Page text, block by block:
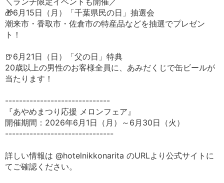
🎁6月15日（月）「千葉県民の日」抽選会
潮来市・香取市・佐倉市の特産品などを抽選でプレゼン
ト！
🍺6月21日（日）「父の日」特典
20歳以上の男性のお客様全員に、あみだくじで缶ビールが
当たります！
------------------------------
『あやめまつり応援 メロンフェア』
開催期間：2026年6月1日（月）～6月30日（火）
-------------------------------
詳しい情報は @hotelnikkonarita のURLより公式サイトに
てご確認ください。